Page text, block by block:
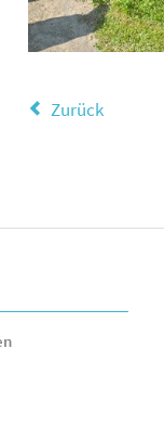
Zurück